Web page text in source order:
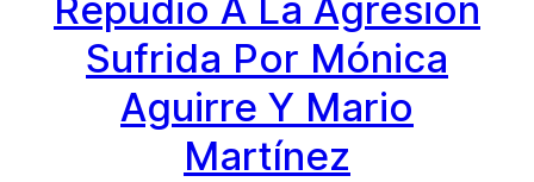
Repudio A La Agresión
Sufrida Por Mónica
Aguirre Y Mario
Martínez